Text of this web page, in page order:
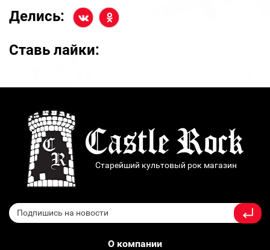
Делись:
Ставь лайки:
Старейший культовый рок магазин
О компании